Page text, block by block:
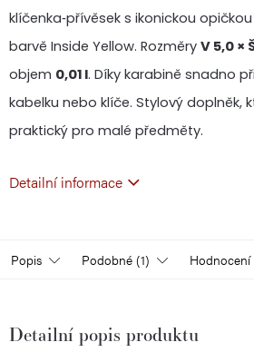
klíčenka‑přívěsek s ikonickou
barvě Inside Yellow. Rozměry V 5,0 ×
objem 0,01 l. Díky karabině snadno
kabelku nebo klíče. Stylový doplněk,
praktický pro malé předměty.
Detailní informace
Popis Podobné (1) Hodnocení
Detailní popis produktu